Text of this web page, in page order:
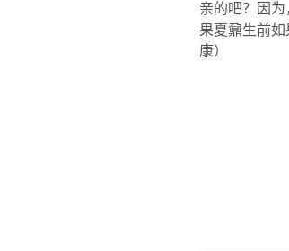
亲的吧？因
果夏鼐生前如
康）